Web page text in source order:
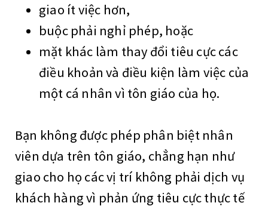
giao ít việc hơn,
buộc phải nghỉ phép, hoặc
mặt khác làm thay đổi tiêu cực các
điều khoản và điều kiện làm việc của
một cá nhân vì tôn giáo của họ.
Bạn không được phép phân biệt nhân
viên dựa trên tôn giáo, chẳng hạn như
giao cho họ các vị trí không phải dịch vụ
khách hàng vì phản ứng tiêu cực thực tế